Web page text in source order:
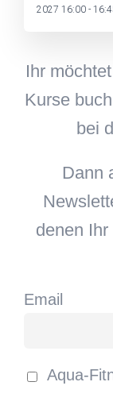
2027 16:00 -
Ihr
Kurse
bei
Dann
denen
Email
Aqua-